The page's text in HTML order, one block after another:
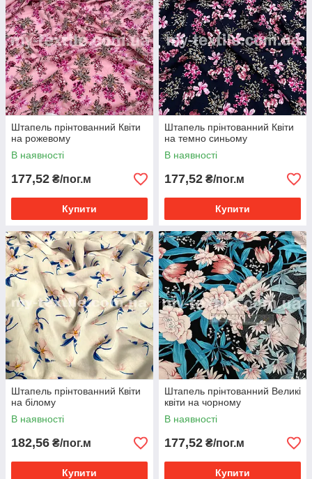
Штапель прінтованний Квіти
на рожевому
В наявності
177,52 ₴/пог.м
Купити
Штапель прінтованний Квіти
на темно синьому
В наявності
177,52 ₴/пог.м
Купити
Штапель прінтованний Квіти
на білому
В наявності
182,56 ₴/пог.м
Купити
Штапель прінтованний Великі
квіти на чорному
В наявності
177,52 ₴/пог.м
Купити